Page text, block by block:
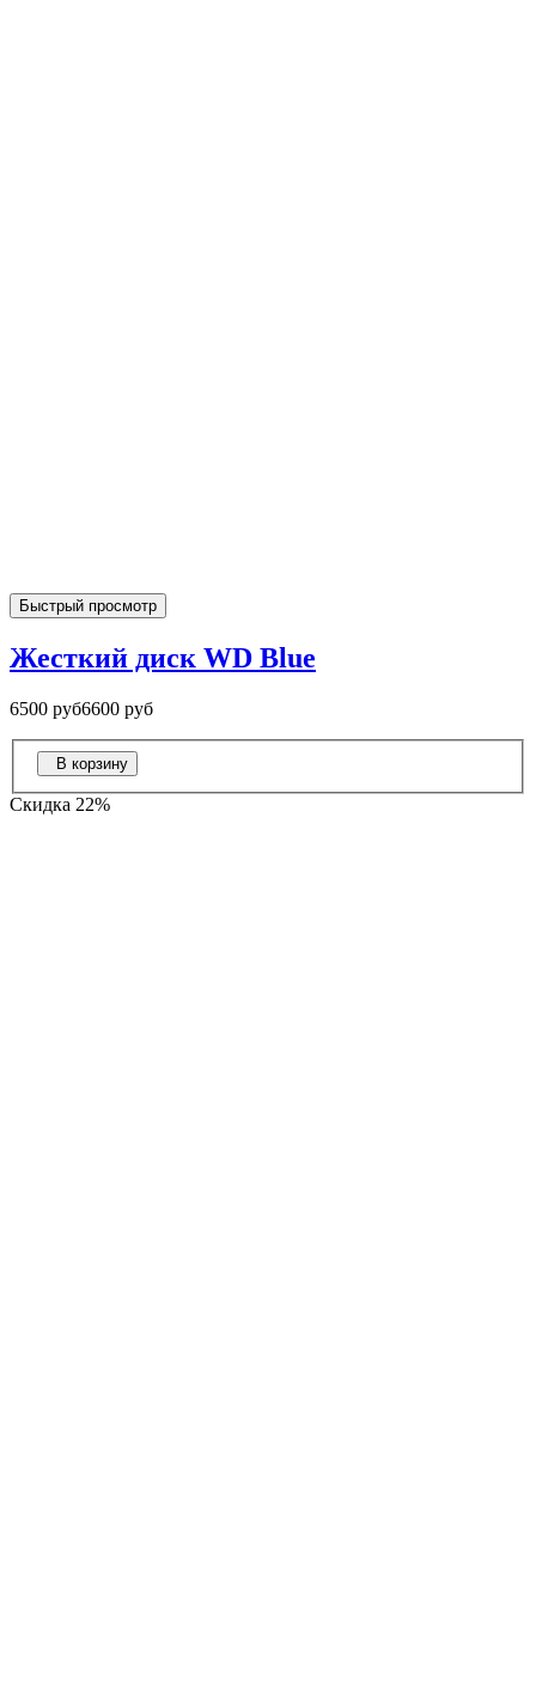
Быстрый просмотр
Жесткий диск WD Blue
6500 руб6600 руб
В корзину
Скидка 22%